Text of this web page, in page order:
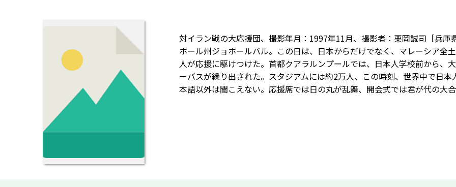
対イラン戦の大応援団、撮影年月：1997年11月、撮影者：栗岡誠司［兵
ホール州ジョホールバル。この日は、日本からだけでなく、マレーシア全
人が応援に駆けつけた。首都クアラルンプールでは、日本人学校前から、
ーバスが繰り出された。スタジアムには約2万人、この時刻、世界中で日
本語以外は聞こえない。応援席では日の丸が乱舞、開会式では君が代の大